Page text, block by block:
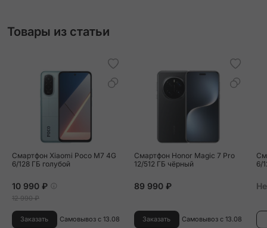
Товары из статьи
Смартфон Xiaomi Poco M7 4G
6/128 ГБ голубой
10 990 ₽
12 990 ₽
Заказать Самовывоз с 13.08
Смартфон Honor Magic 7 Pro
12/512 ГБ чёрный
89 990 ₽
Заказать Самовывоз с 13.08
6/